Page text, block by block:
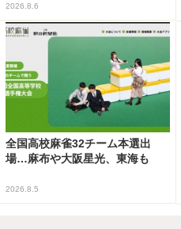
2026.8.6
全国高校麻雀32チーム本選出
場…麻布や大阪星光、東海も
2026.8.5